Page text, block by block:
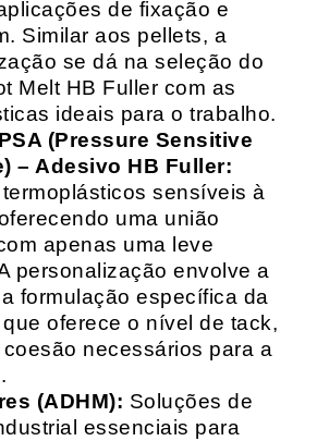
de fixação e
Similar aos pellets, a
se dá na seleção do
Melt HB Fuller com as
ideais para o trabalho.
(Pressure Sensitive
– Adesivo HB Fuller:
sensíveis à
uma união
apenas uma leve
personalização envolve a
formulação específica da
oferece o nível de tack,
necessários para a
(ADHM): Soluções de
essenciais para